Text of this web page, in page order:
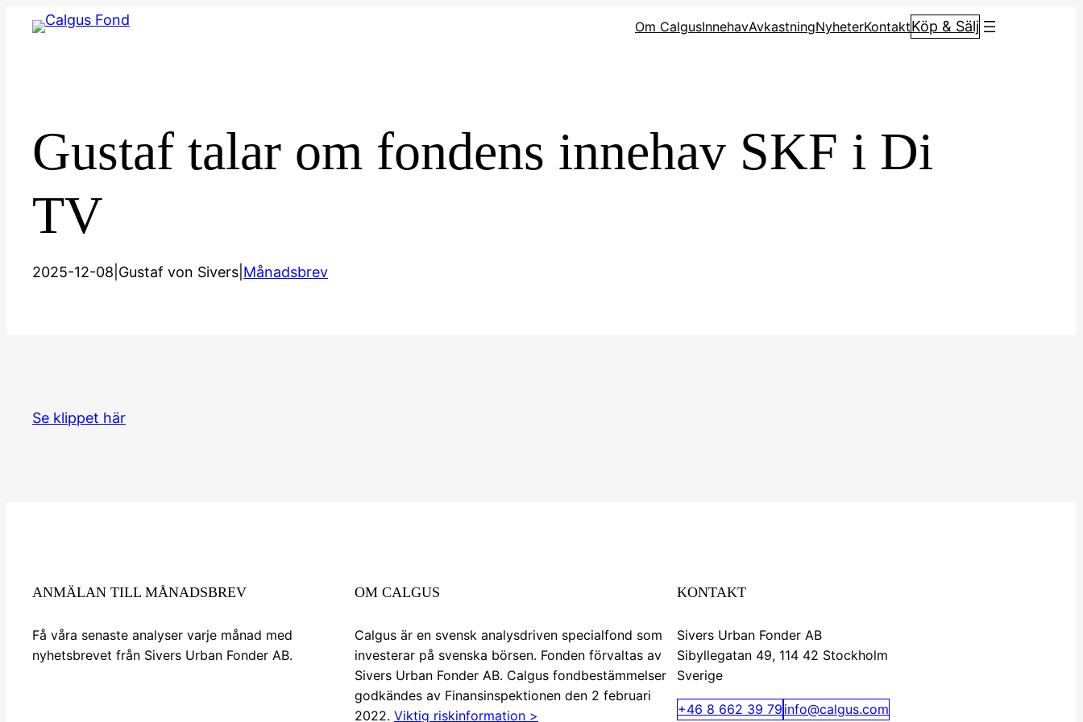
Hoppa
Om CalgusInnehavAvkastningNyheterKontaktKöp & Sälj
Gustaf talar om fondens innehav SKF i Di
TV
2025-12-08 Gustaf von Sivers Månadsbrev
Se klippet här
ANMÄLAN TILL MÅNADSBREV
Få våra senaste analyser varje månad med
nyhetsbrevet från Sivers Urban Fonder AB.
OM CALGUS
Calgus är en svensk analysdriven specialfond som
investerar på svenska börsen. Fonden förvaltas av
Sivers Urban Fonder AB. Calgus fondbestämmelser
godkändes av Finansinspektionen den 2 februari
2022. Viktig riskinformation >
KONTAKT
Sivers Urban Fonder AB
Sibyllegatan 49, 114 42 Stockholm
Sverige
+46 8 662 39 79 info@calgus.com